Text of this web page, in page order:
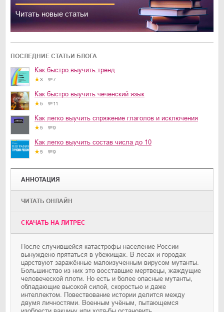
Читать новые статьи
ПОСЛЕДНИЕ СТАТЬИ БЛОГА
Как быстро выучить тренд
3 7
Как быстро выучить чеченский язык
5 11
Как легко выучить спряжение глаголов и исключения
5 9
Как легко выучить состав числа до 10
5 9
АННОТАЦИЯ
ЧИТАТЬ ОНЛАЙН
CКАЧАТЬ НА ЛИТРЕС
После случившейся катастрофы население России
вынуждено прятаться в убежищах. В лесах и городах
царствуют заражённые малоизученным вирусом мутанты.
Большинство из них это восставшие мертвецы, жаждущие
человеческой плоти. Но есть и более опасные мутанты,
обладающие высокой силой, скоростью и даже
интеллектом. Повествование истории делится между
двумя личностями. Военным учёным, пытающемся